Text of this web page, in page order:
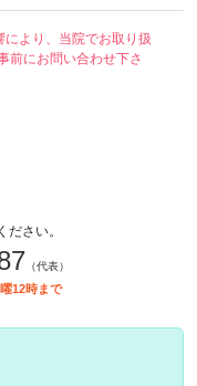
より、当院でお取り扱
前にお問い合わせ下さ
さい。
（代表）
12時まで